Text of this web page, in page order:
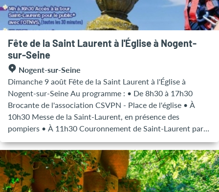
Fête de la Saint Laurent à l'Église à Nogent-
sur-Seine
Nogent-sur-Seine
Dimanche 9 août Fête de la Saint Laurent à l'Église à
Nogent-sur-Seine Au programme : • De 8h30 à 17h30
Brocante de l'association CSVPN - Place de l'église • À
10h30 Messe de la Saint-Laurent, en présence des
pompiers • À 11h30 Couronnement de Saint-Laurent par
14h à 16h30 - Toutes les 30 minutes - Gratuit - Sur
inscription Accès à la Tour Saint-Laurent pour le public
avec l'office de tourisme • À 16h30 Tirage au sort de la
tombola du CSVPN • À 17h Concert d'orgue de Frank